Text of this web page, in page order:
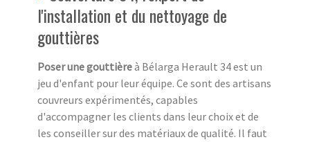
l'installation et du nettoyage de
gouttières
Poser une gouttièreà Bélarga Herault 34 est un
jeu d'enfant pour leur équipe. Ce sont des artisans
couvreurs expérimentés, capables
d'accompagner les clients dans leur choix et de
les conseiller sur des matériaux de qualité. Il faut